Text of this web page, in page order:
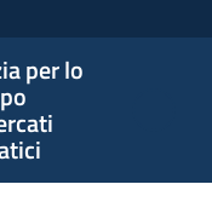
per lo